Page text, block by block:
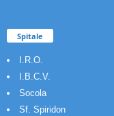
Spitale
I.R.O.
I.B.C.V.
Socola
Sf. Spiridon